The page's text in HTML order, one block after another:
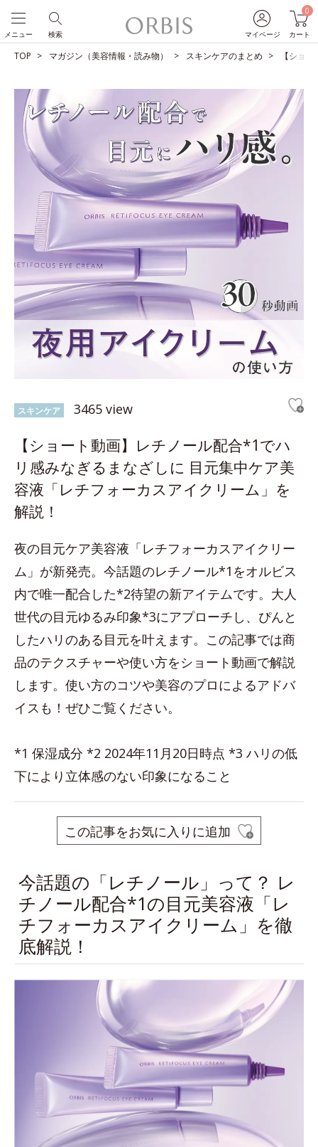
マイページ
0
カート
検索
メニュー
TOP マガジン（美容情報・読み物） スキンケアのまとめ 【ショ
スキンケア 3465 view
【ショート動画】レチノール配合*1でハ
リ感みなぎるまなざしに 目元集中ケア美
容液「レチフォーカスアイクリーム」を
解説！
夜の目元ケア美容液「レチフォーカスアイクリー
ム」が新発売。今話題のレチノール*1をオルビス
内で唯一配合した*2待望の新アイテムです。大人
世代の目元ゆるみ印象*3にアプローチし、ぴんと
したハリのある目元を叶えます。この記事では商
品のテクスチャーや使い方をショート動画で解説
します。使い方のコツや美容のプロによるアドバ
イスも！ぜひご覧ください。
*1 保湿成分 *2 2024年11月20日時点 *3 ハリの低
下により立体感のない印象になること
この記事をお気に入りに追加
今話題の「レチノール」って？ レ
チノール配合*1の目元美容液「レ
チフォーカスアイクリーム」を徹
底解説！